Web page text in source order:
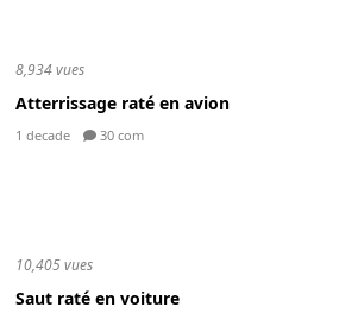
8,934 vues
Atterrissage raté en avion
1 decade 30 com
10,405 vues
Saut raté en voiture